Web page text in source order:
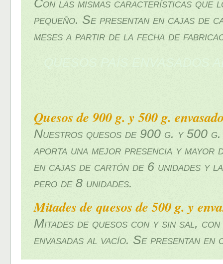
Con las mismas características que
pequeño. Se presentan en cajas de
meses a partir de la fecha de
Quesos de 900 g. y 500 g.
Nuestros quesos de 900 g. y 500
aporta una mejor presencia y mayor
en cajas de cartón de 6 unidades y
pero de 8 unidades.
Mitades de quesos de 500 g. y
Mitades de quesos con y sin sal,
envasadas al vacío. Se presentan